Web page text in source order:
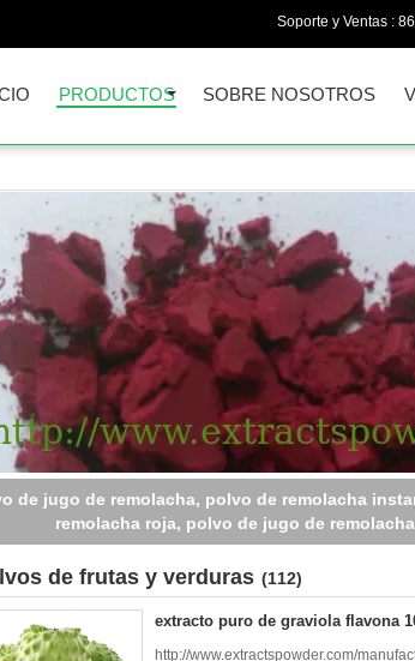
Soporte y Ventas :
PRODUCTOS SOBRE NOSOTROS
por rocío de granadas orgánicas en polvo
de frutas y verduras (112)
extracto puro de graviola flavona
http://www.extractspowder.com/